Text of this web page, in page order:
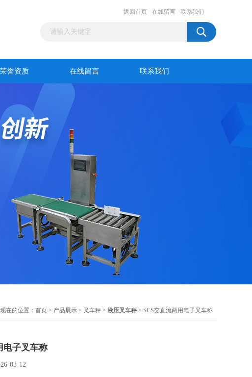
返回首页 在线留言 联系我们
荣誉资质 在线留言 联系我们
在的位置： 首页 > 产品展示 > 叉车秤 > 液压叉车秤> SCS交直流两用电子叉车称
电子叉车称
03-12